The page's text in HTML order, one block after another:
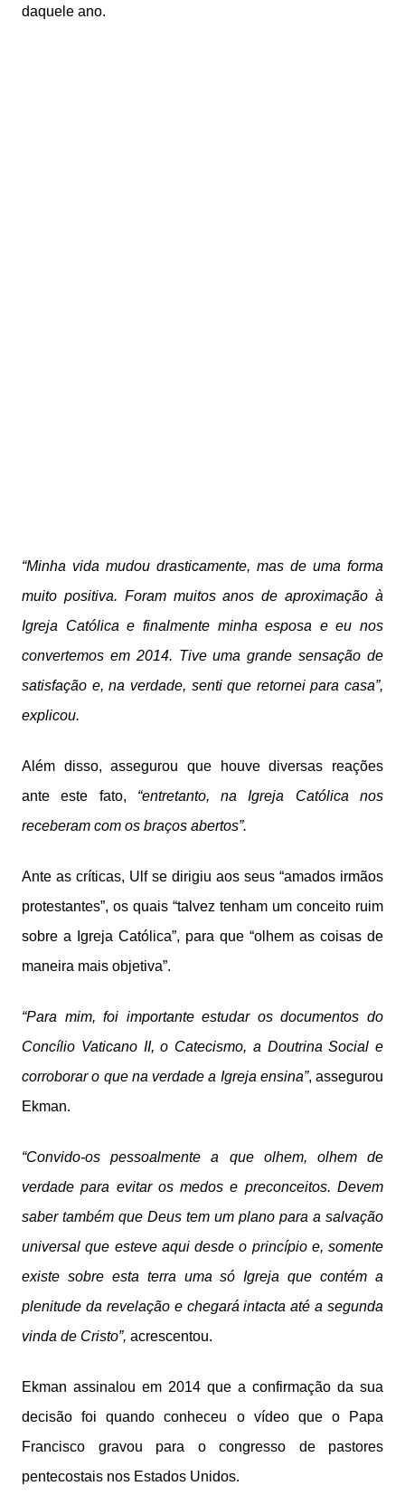
daquele ano.
“Minha vida mudou drasticamente, mas de uma forma
muito positiva. Foram muitos anos de aproximação à
Igreja Católica e finalmente minha esposa e eu nos
convertemos em 2014. Tive uma grande sensação de
satisfação e, na verdade, senti que retornei para casa”,
explicou.
Além disso, assegurou que houve diversas reações
ante este fato, “entretanto, na Igreja Católica nos
receberam com os braços abertos”.
Ante as críticas, Ulf se dirigiu aos seus “amados irmãos
protestantes”, os quais “talvez tenham um conceito ruim
sobre a Igreja Católica”, para que “olhem as coisas de
maneira mais objetiva”.
“Para mim, foi importante estudar os documentos do
Concílio Vaticano II, o Catecismo, a Doutrina Social e
corroborar o que na verdade a Igreja ensina”, assegurou
Ekman.
“Convido-os pessoalmente a que olhem, olhem de
verdade para evitar os medos e preconceitos. Devem
saber também que Deus tem um plano para a salvação
universal que esteve aqui desde o princípio e, somente
existe sobre esta terra uma só Igreja que contém a
plenitude da revelação e chegará intacta até a segunda
vinda de Cristo”, acrescentou.
Ekman assinalou em 2014 que a confirmação da sua
decisão foi quando conheceu o vídeo que o Papa
Francisco gravou para o congresso de pastores
pentecostais nos Estados Unidos.